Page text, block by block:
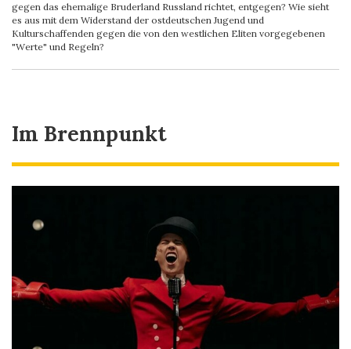
gegen das ehemalige Bruderland Russland richtet, entgegen? Wie sieht
es aus mit dem Widerstand der ostdeutschen Jugend und
Kulturschaffenden gegen die von den westlichen Eliten vorgegebenen
"Werte" und Regeln?
Im Brennpunkt